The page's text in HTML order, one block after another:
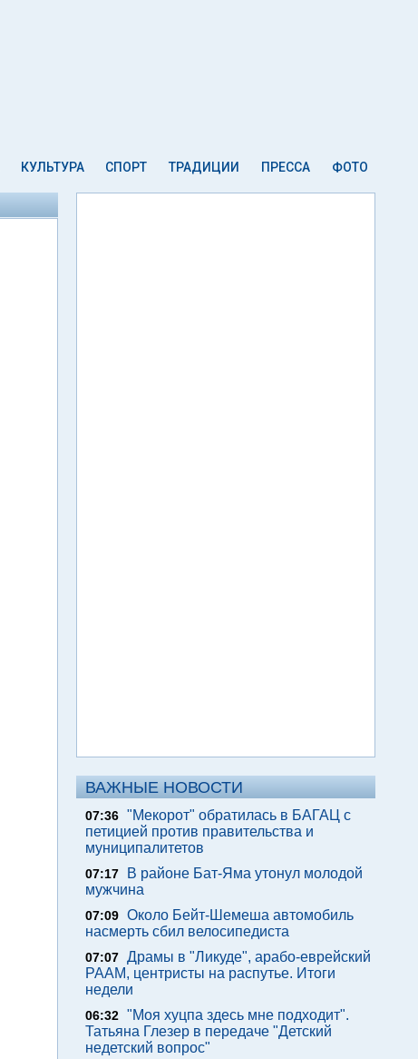
КУЛЬТУРА СПОРТ ТРАДИЦИИ ПРЕССА ФОТО
ВАЖНЫЕ НОВОСТИ
07:36 "Мекорот" обратилась в БАГАЦ с
петицией против правительства и
муниципалитетов
07:17
В районе Бат-Яма утонул молодой
мужчина
07:09 Около Бейт-Шемеша автомобиль
насмерть сбил велосипедиста
07:07 Драмы в "Ликуде", арабо-еврейский
РААМ, центристы на распутье. Итоги
недели
06:32 "Моя хуцпа здесь мне подходит".
Татьяна Глезер в передаче "Детский
недетский вопрос"